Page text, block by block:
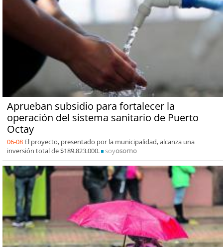
Aprueban subsidio para fortalecer la
operación del sistema sanitario de Puerto
Octay
06-08 El proyecto, presentado por la municipalidad, alcanza una
inversión total de $189.823.000.
soyosorno